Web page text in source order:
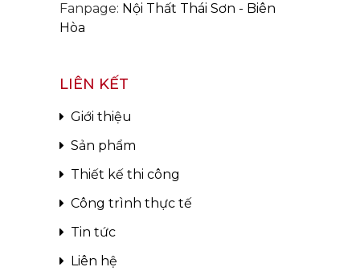
Fanpage: Nội Thất Thái Sơn - Biên
Hòa
LIÊN KẾT
Giới thiệu
Sản phẩm
Thiết kế thi công
Công trình thực tế
Tin tức
Liên hệ